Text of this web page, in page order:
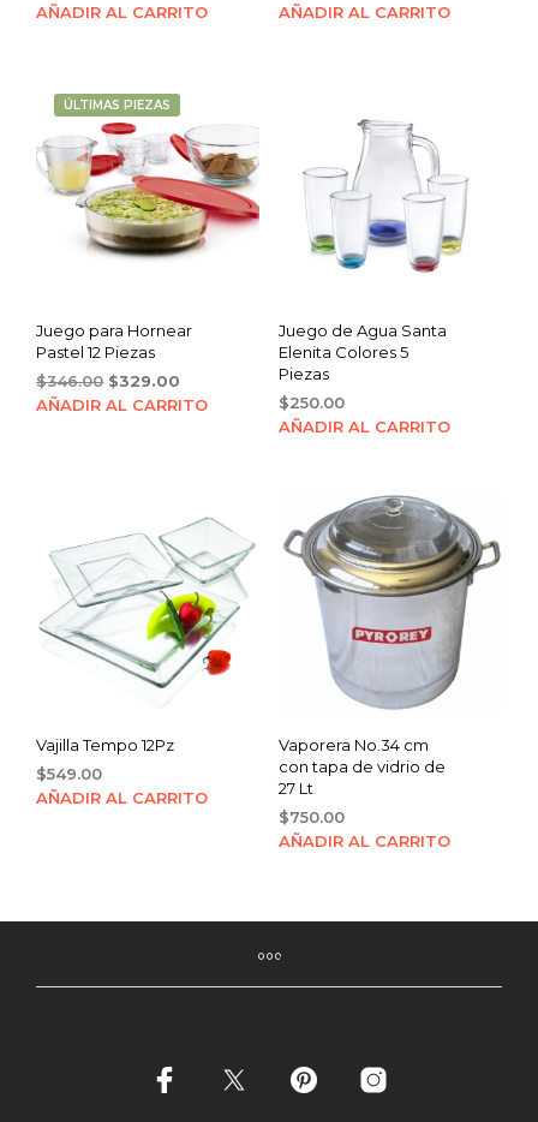
AÑADIR AL CARRITO
AÑADIR AL CARRITO
ÚLTIMAS PIEZAS
Juego para Hornear
Pastel 12 Piezas
$346.00 Original
price
$329.00
price
AÑADIR AL CARRITO
Juego de Agua Santa
Elenita Colores 5
Piezas
$250.00
AÑADIR AL CARRITO
Vajilla Tempo 12Pz
$549.00
AÑADIR AL CARRITO
Vaporera No.34 cm
con tapa de vidrio de
27 Lt
$750.00
AÑADIR AL CARRITO